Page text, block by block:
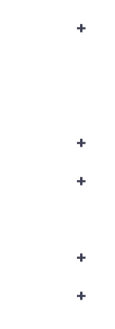
+
+
+
+
+